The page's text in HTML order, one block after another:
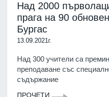
Над 2000
прага на 90
Бургас
13.09.2021г.
Над 300 учители са
преподаване със
съдържание
ПРОЧЕТИ